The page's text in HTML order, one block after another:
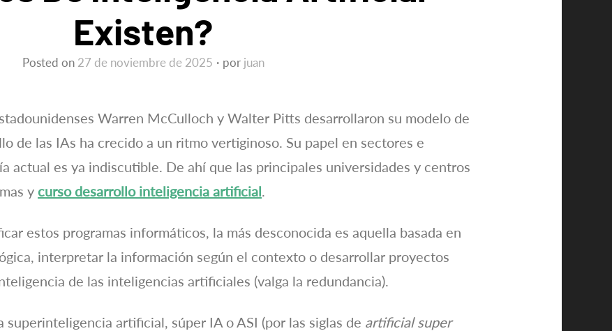
Existen?
Posted on 27 de noviembre de 2025 por juan
Warren McCulloch y Walter Pitts desarrollaron su modelo de
de las IAs ha crecido a un ritmo vertiginoso. Su papel en sectores e
actual es ya indiscutible. De ahí que las principales universidades y centros
y curso desarrollo inteligencia artificial.
estos programas informáticos, la más desconocida es aquella basada en
interpretar la información según el contexto o desarrollar proyectos
de las inteligencias artificiales (valga la redundancia).
superinteligencia artificial, súper IA o ASI (por las siglas de artificial super